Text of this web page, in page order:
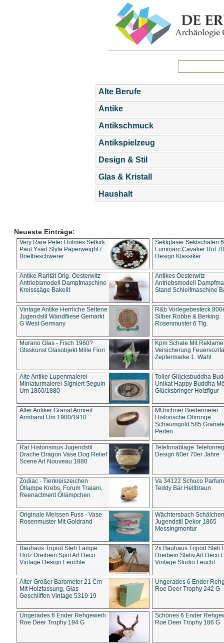
Alte Berufe
Antike
Antikschmuck
Antikspielzeug
Design & Stil
Glas & Kristall
Haushalt
Neueste Einträge:
Very Rare Peter Holmes Selkirk
Paul Ysart Style Paperweight /
Briefbeschwerer
Sektgläser Sektschalen
Luminarc Cavalier Rot
Design Klassiker
Antike Rarität Orig. Oesterwitz
Antriebsmodell Dampfmaschine
Kreisssäge Bakelit
Antikes Oesterwitz
Antriebsmodell
Stand Schleifmaschine
Vintage Antike Herrliche Seltene
Jugendstil Wandfliese Gemarkt
G West Germany
R&b Vorlegebesteck
Silber Robbe & Berking
Rosenmuster 6 Tlg.
Murano Glas - Fisch 1960?
Glaskunst Glasobjekt Mille Fiori
Kpm Schale Mit Reklame
Versicherung
Zeptermarke 1. Wahl
Alte Antike Lupenmalerei
Miniaturmalerei Signiert Seguin
Um 1860/1880
Toller Glücksbuddha
Unikat Happy Buddha
Glücksbringer Holzfigur
Alter Antiker Granat Armreif
Armband Um 1900/1910
MÜnchner Biedermeier
Historische Ohrringe
Schaumgold 585
Perlen
Rar Historismus Jugendstil
Drache Dragon Vase Dog Relief
Scene Art Nouveau 1880
Telefonablage
Design 60er 70er Jahre
Zodiac - Tierkreiszeichen
Öllampe Krebs, Forum Traiani,
Reenactment Öllämpchen
Va 34122 Schuco
Teddy Bär Hellbraun
Originale Meissen Fuss - Vase
Rosenmuster Mit Goldrand
Wächtersbach Schälchen
Jugendstil Dekor 1865
Messingmontur
Bauhaus Tripod Steh Lampe
Holz Dreibein Spot Art Deco
Vintage Design Leuchte
2x Bauhaus Tripod Steh
Dreibein Stativ Art Deco
Vintage Studio Leucht
Alter Großer Barometer 21 Cm
Mit Holzfassung, Glas
Geschliffen Vintage 5319 19
Ungerades 6 Ender
Roe Deer Trophy 242 G
Ungerades 6 Ender Rehgeweih
Roe Deer Trophy 194 G
Schönes 6 Ender
Roe Deer Trophy 186 G